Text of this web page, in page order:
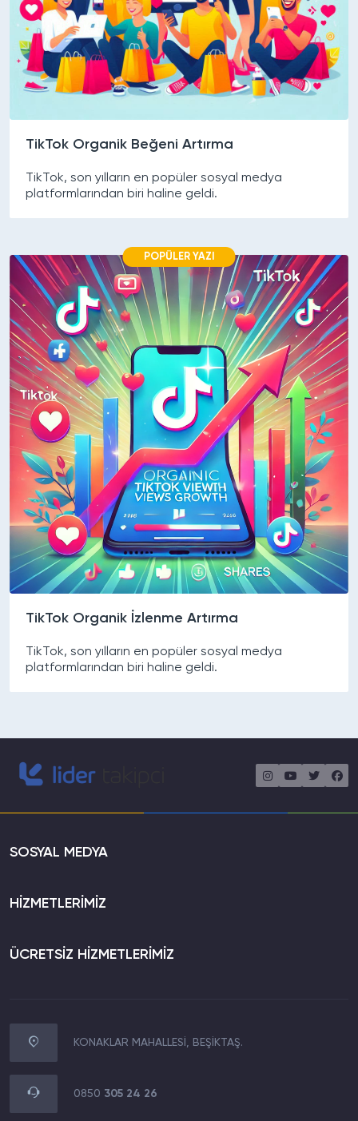
TikTok Organik Beğeni Artırma
TikTok, son yılların en popüler sosyal medya
platformlarından biri haline geldi.
POPÜLER YAZI
TikTok Organik İzlenme Artırma
TikTok, son yılların en popüler sosyal medya
platformlarından biri haline geldi.
SOSYAL MEDYA
HİZMETLERİMİZ
ÜCRETSİZ HİZMETLERİMİZ
KONAKLAR MAHALLESİ, BEŞİKTAŞ.
0850 305 24 26
WhatsApp İletişim
Müşteri Destek Hattı